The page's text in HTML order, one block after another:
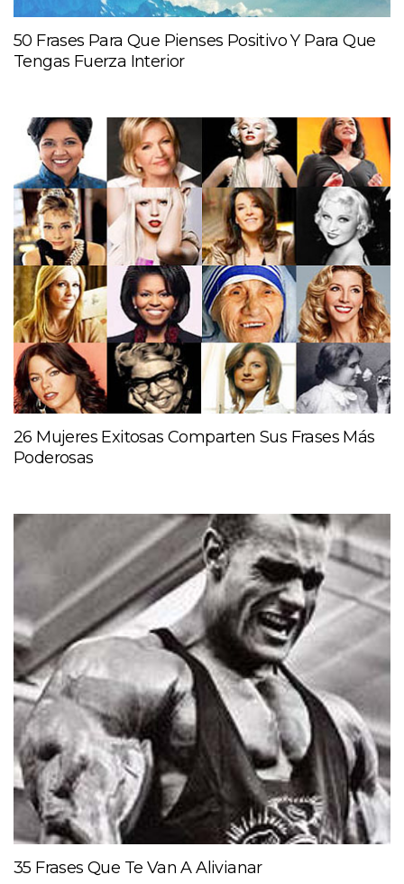
50 Frases Para Que Pienses Positivo Y Para Que
Tengas Fuerza Interior
26 Mujeres Exitosas Comparten Sus Frases Más
Poderosas
35 Frases Que Te Van A Alivianar